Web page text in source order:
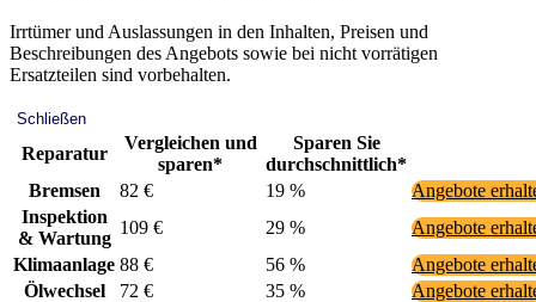
Irrtümer und Auslassungen in den Inhalten, Preisen und
Beschreibungen des Angebots sowie bei nicht vorrätigen
Ersatzteilen sind vorbehalten.
Schließen
Reparatur
Vergleichen und
sparen*
Sparen Sie
durchschnittlich*
Bremsen
82 € 19 %
Angebote
Inspektion
& Wartung
109 € 29 %
Angebote
Klimaanlage 88 € 56 %
Angebote
Ölwechsel
72 € 35 %
Angebote